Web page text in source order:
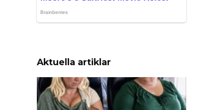
Aktuella artiklar